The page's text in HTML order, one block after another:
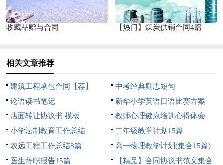
收藏品赠与合同 【热门】煤炭供销合同4篇
相关文章推荐
建筑工程承包合同【荐】
中考经典励志短句
论语读书笔记
新华小学英语口语比赛方案
店面转让协议书 模板
教师心理健康培训心得体会
小学法制教育工作总结
二年级教学计划15篇
农远工程工作总结8篇
高一物理教学计划(集合15篇)
医生辞职报告15篇
【精品】合同协议书范文集合